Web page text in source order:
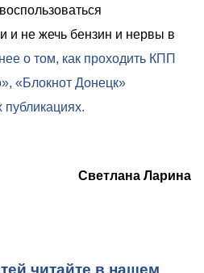
и не жечь бензин и нервы в
о том, как проходить КПП
«Блокнот Донецк»
Светлана Ларина
читайте в нашем